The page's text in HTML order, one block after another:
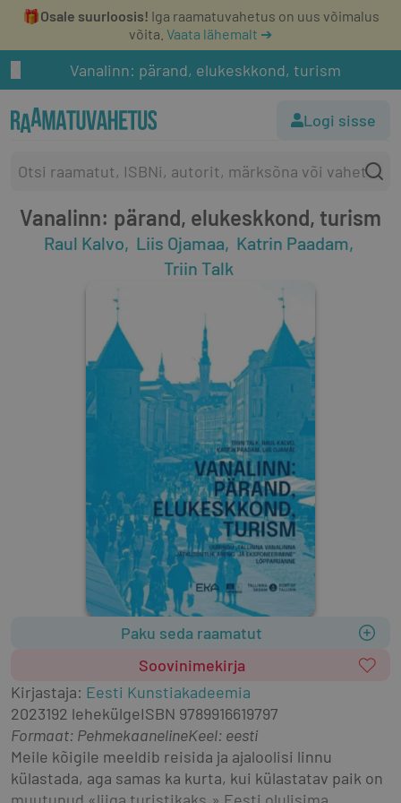
🎁Osale suurloosis! Iga raamatuvahetus on uus võimalus
võita. Vaata lähemalt ➔
Vanalinn: pärand, elukeskkond, turism
Logi sisse
Vanalinn: pärand, elukeskkond, turism
Raul Kalvo Liis Ojamaa
Katrin Paadam
Triin Talk
Paku seda raamatut
Soovinimekirja
Kirjastaja: Eesti Kunstiakadeemia
2023192 lehekülgeISBN 9789916619797
Formaat: PehmekaanelineKeel: eesti
Meile kõigile meeldib reisida ja ajaloolisi linnu
külastada, aga samas ka kurta, kui külastatav paik on